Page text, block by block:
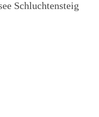
Schluchtensteig